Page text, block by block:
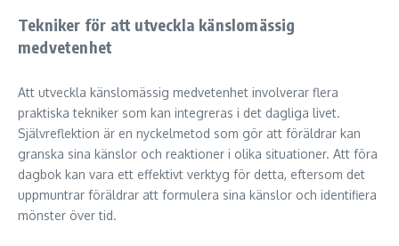
Tekniker för att utveckla känslomässig
medvetenhet
Att utveckla känslomässig medvetenhet involverar flera
praktiska tekniker som kan integreras i det dagliga livet.
Självreflektion är en nyckelmetod som gör att föräldrar kan
granska sina känslor och reaktioner i olika situationer. Att föra
dagbok kan vara ett effektivt verktyg för detta, eftersom det
uppmuntrar föräldrar att formulera sina känslor och identifiera
mönster över tid.